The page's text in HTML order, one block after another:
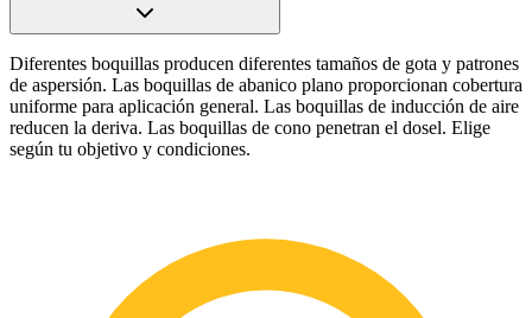
Diferentes boquillas producen diferentes tamaños de gota y patrones
de aspersión. Las boquillas de abanico plano proporcionan cobertura
uniforme para aplicación general. Las boquillas de inducción de aire
reducen la deriva. Las boquillas de cono penetran el dosel. Elige
según tu objetivo y condiciones.